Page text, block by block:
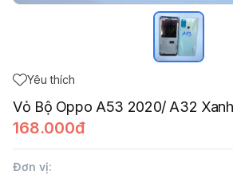
Yêu thích
Vỏ Bộ Oppo A53 2020/ A32
168.000đ
Đơn vị: